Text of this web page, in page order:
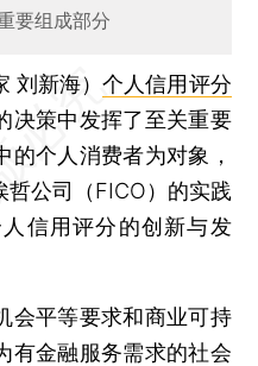
要组成部分
刘新海）个人信用评分
决策中发挥了至关重要
的个人消费者为对象，
公司（FICO）的实践
信用评分的创新与发
平等要求和商业可持
有金融服务需求的社会